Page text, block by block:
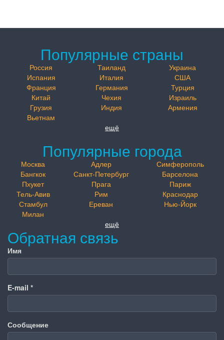
Популярные страны
Россия Таиланд
Украина
Испания
Италия
США
Франция
Германия
Турция
Китай
Чехия
Израиль
Грузия
Индия
Армения
Вьетнам
ещё
Популярные города
Москва Адлер
Симферополь
Бангкок
Санкт-Петербург
Барселона
Пхукет
Прага
Париж
Тель-Авив
Рим
Краснодар
Стамбул
Ереван
Нью-Йорк
Милан
ещё
Обратная связь
Имя
E-mail *
Сообщение